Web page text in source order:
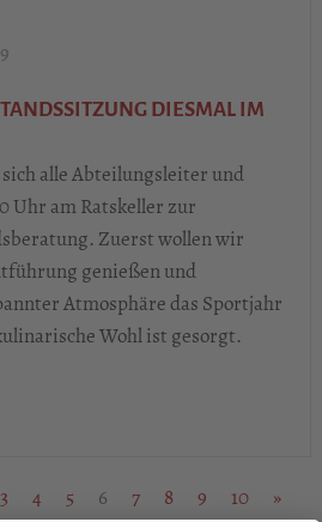
DIESMAL IM
sich alle Abteilungsleiter und
Uhr am Ratskeller zur
Zuerst wollen wir
genießen und
Atmosphäre das Sportjahr
Wohl ist gesorgt.
3 4 5 6 7 8 9 10
»